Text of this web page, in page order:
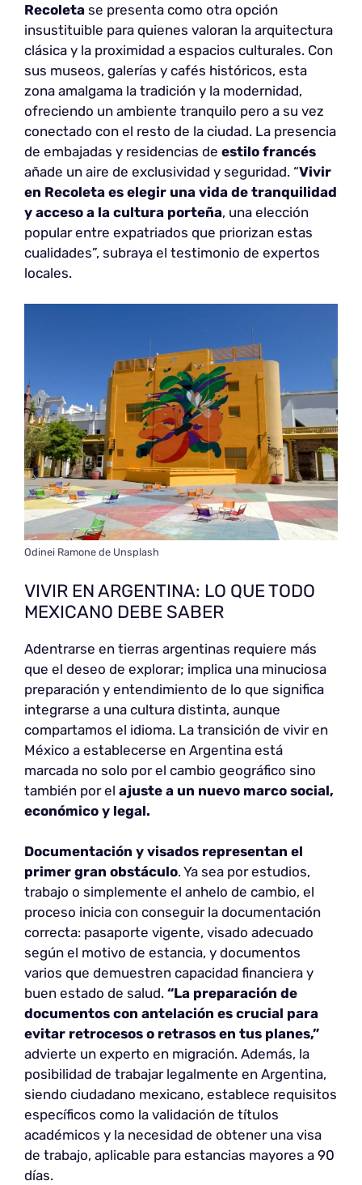
Recoleta se presenta como otra opción
insustituible para quienes valoran la arquitectura
clásica y la proximidad a espacios culturales. Con
sus museos, galerías y cafés históricos, esta
zona amalgama la tradición y la modernidad,
ofreciendo un ambiente tranquilo pero a su vez
conectado con el resto de la ciudad. La presencia
de embajadas y residencias de estilo francés
añade un aire de exclusividad y seguridad. “Vivir
en Recoleta es elegir una vida de tranquilidad
y acceso a la cultura porteña, una elección
popular entre expatriados que priorizan estas
cualidades”, subraya el testimonio de expertos
locales.
Odinei Ramone de Unsplash
VIVIR EN ARGENTINA: LO QUE TODO
MEXICANO DEBE SABER
Adentrarse en tierras argentinas requiere más
que el deseo de explorar; implica una minuciosa
preparación y entendimiento de lo que significa
integrarse a una cultura distinta, aunque
compartamos el idioma. La transición de vivir en
México a establecerse en Argentina está
marcada no solo por el cambio geográfico sino
también por el ajuste a un nuevo marco social,
económico y legal.
Documentación y visados representan el
primer gran obstáculo. Ya sea por estudios,
trabajo o simplemente el anhelo de cambio, el
proceso inicia con conseguir la documentación
correcta: pasaporte vigente, visado adecuado
según el motivo de estancia, y documentos
varios que demuestren capacidad financiera y
buen estado de salud. “La preparación de
documentos con antelación es crucial para
evitar retrocesos o retrasos en tus planes,”
advierte un experto en migración. Además, la
posibilidad de trabajar legalmente en Argentina,
siendo ciudadano mexicano, establece requisitos
específicos como la validación de títulos
académicos y la necesidad de obtener una visa
de trabajo, aplicable para estancias mayores a 90
días.